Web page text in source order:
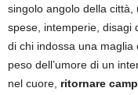
singolo angolo della
spese, intemperie, disagi
di chi indossa una
peso dell’umore di un
nel cuore, ritornare